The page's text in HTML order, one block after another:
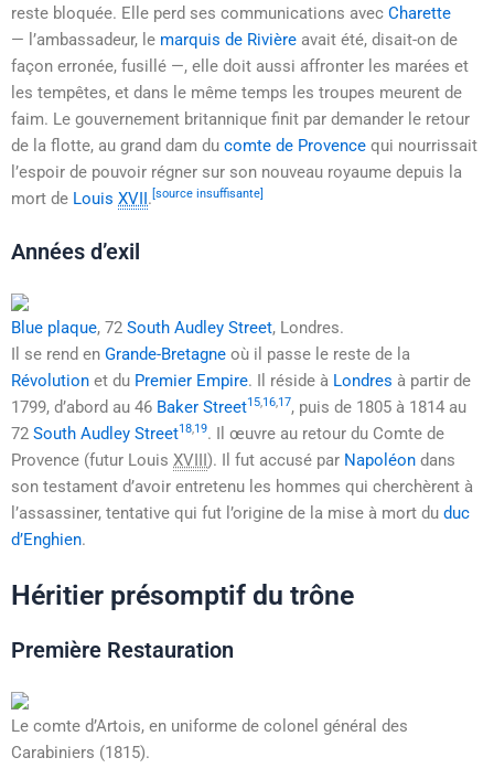
reste bloquée. Elle perd ses communications avec Charette
— l’ambassadeur, le marquis de Rivière avait été, disait-on de
façon erronée, fusillé —, elle doit aussi affronter les marées et
les tempêtes, et dans le même temps les troupes meurent de
faim. Le gouvernement britannique finit par demander le retour
de la flotte, au grand dam du comte de Provence qui nourrissait
l’espoir de pouvoir régner sur son nouveau royaume depuis la
mort de Louis XVII. [source insuffisante]
Années d’exil
Blue plaque, 72 South Audley Street, Londres.
Il se rend en Grande-Bretagne où il passe le reste de la
Révolution et du Premier Empire. Il réside à Londres à partir de
1799, d’abord au 46 Baker Street15,16,17, puis de 1805 à 1814 au
72 South Audley Street18,19. Il œuvre au retour du Comte de
Provence (futur Louis XVIII). Il fut accusé par Napoléon dans
son testament d’avoir entretenu les hommes qui cherchèrent à
l’assassiner, tentative qui fut l’origine de la mise à mort du duc
d’Enghien.
Héritier présomptif du trône
Première Restauration
Le comte d’Artois, en uniforme de colonel général des
Carabiniers (1815).